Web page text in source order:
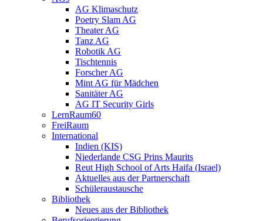
AG Klimaschutz
Poetry Slam AG
Theater AG
Tanz AG
Robotik AG
Tischtennis
Forscher AG
Mint AG für Mädchen
Sanitäter AG
AG IT Security Girls
LernRaum60
FreiRaum
International
Indien (KIS)
Niederlande CSG Prins Maurits
Reut High School of Arts Haifa (Israel)
Aktuelles aus der Partnerschaft
Schüleraustausche
Bibliothek
Neues aus der Bibliothek